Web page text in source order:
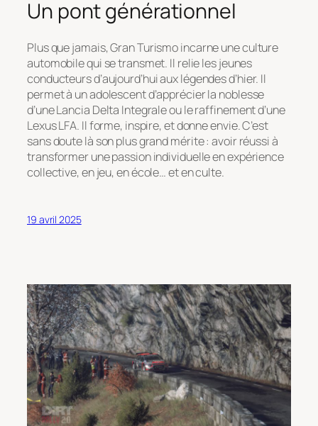
Un pont générationnel
Plus que jamais,Gran Turismoincarne une culture
automobile qui se transmet. Il relie les jeunes
conducteurs d’aujourd’hui aux légendes d’hier. Il
permet à un adolescent d’apprécier la noblesse
d’une Lancia Delta Integrale ou le raffinement d’une
Lexus LFA. Il forme, inspire, et donne envie. C’est
sans doute là son plus grand mérite : avoir réussi à
transformer une passion individuelle en expérience
collective, en jeu, en école… et en culte.
19 avril 2025